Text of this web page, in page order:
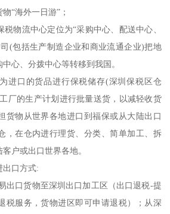
“海外一日游”；
物流中心定位为“采购中心、配送中心、
(包括生产制造企业和商业流通企业)把地
心、分拨中心等转移到我国。
进口的货品进行保税储存(深圳保税区仓
厂的生产计划进行批量送货，以减轻收货
货物从世界各地进口到福保或从大陆出口
，在仓内进行理货、分类、简单加工、拆
户或出口世界各地。
出口方式:
出口货物至深圳出口加工区（出口退税-提
税服务，货物进区即可申请退税）；从深